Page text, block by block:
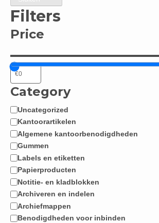
Filters
Price
Category
Categorie
Uncategorized
Kantoorartikelen
Algemene kantoorbenodigdheden
Gummen
Labels en etiketten
Papierproducten
Notitie- en kladblokken
Archiveren en indelen
Archiefmappen
Benodigdheden voor inbinden